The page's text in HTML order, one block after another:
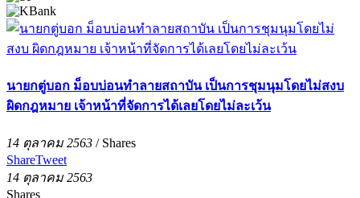
นายกตู่บอก ม็อบบ่อนทำลายสถาบัน เป็นการชุมนุมโดยไม่สงบ
ผิดกฎหมาย เจ้าหน้าที่จัดการได้เลยโดยไม่ละเว้น
14 ตุลาคม 2563 / Shares
ShareTweet
14 ตุลาคม 2563
Shares